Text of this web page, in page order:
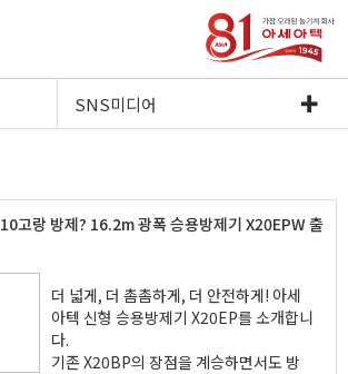
SNS미디어
고랑 방제? 16.2m 광폭 승용방제기 X20EPW 출
더 넓게, 더 촘촘하게, 더 안전하게! 아세
아텍 신형 승용방제기 X20EP를 소개합니
다.
기존 X20BP의 장점을 계승하면서도 방